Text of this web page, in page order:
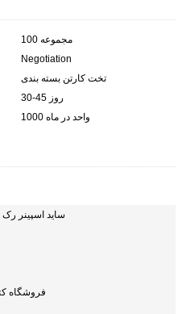
100 مجموعه
Negotiation
تخت کارتن بسته بندی
30-45 روز
1000 واحد در ماه
8 ساید اسپینر
فروشگاه